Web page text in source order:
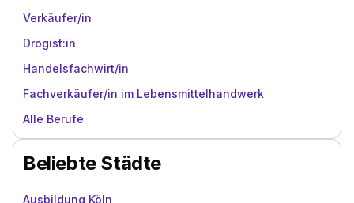
Verkäufer/in
Drogist:in
Handelsfachwirt/in
Fachverkäufer/in im Lebensmittelhandwerk
Alle Berufe
Beliebte Städte
Ausbildung Köln